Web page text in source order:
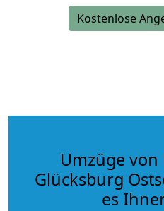
Kostenlose
Umzüge
Glücksburg
es